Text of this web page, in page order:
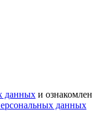
данных и ознакомлен
данных